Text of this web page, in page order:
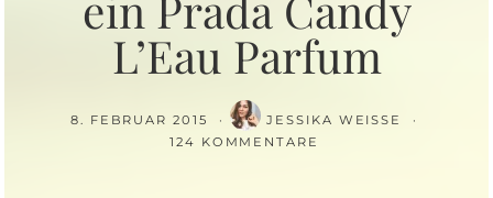
L’Eau Parfum
8. FEBRUAR 2015
JESSIKA WEISSE
124 KOMMENTARE